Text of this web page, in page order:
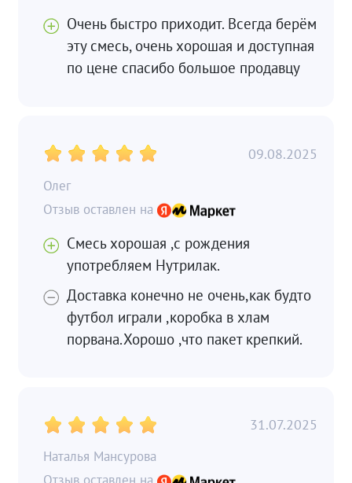
Очень быстро приходит. Всегда берём
эту смесь, очень хорошая и доступная
по цене спасибо большое продавцу
Олег
09.08.2025
Смесь хорошая ,с рождения
употребляем Нутрилак.
Доставка конечно не очень,как будто
футбол играли ,коробка в хлам
порвана.Хорошо ,что пакет крепкий.
Наталья Мансурова
31.07.2025